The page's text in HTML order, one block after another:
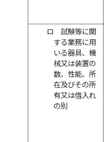
ロ
試験等に関
する業務に用
いる器具、機
械又は装置の
数、性能、所
在及びその所
有又は借入れ
の別